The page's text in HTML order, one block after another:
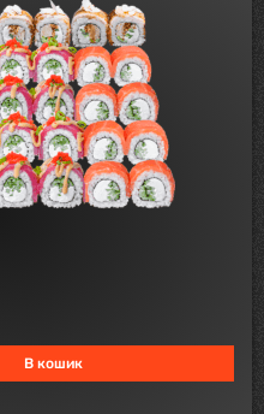
В кошик